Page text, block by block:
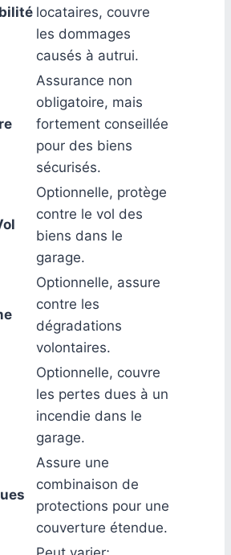
locataires, couvre
les dommages
causés à autrui.
Assurance non
obligatoire, mais
fortement conseillée
pour des biens
sécurisés.
Optionnelle, protège
contre le vol des
biens dans le
garage.
Optionnelle, assure
contre les
dégradations
volontaires.
Optionnelle, couvre
les pertes dues à un
incendie dans le
garage.
Assure une
combinaison de
protections pour une
couverture étendue.